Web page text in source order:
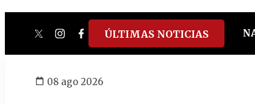
twitterinstagram
facebook
tiktokyoutube
spotify
ÚLTIMAS NOTICIAS
08 ago 2026